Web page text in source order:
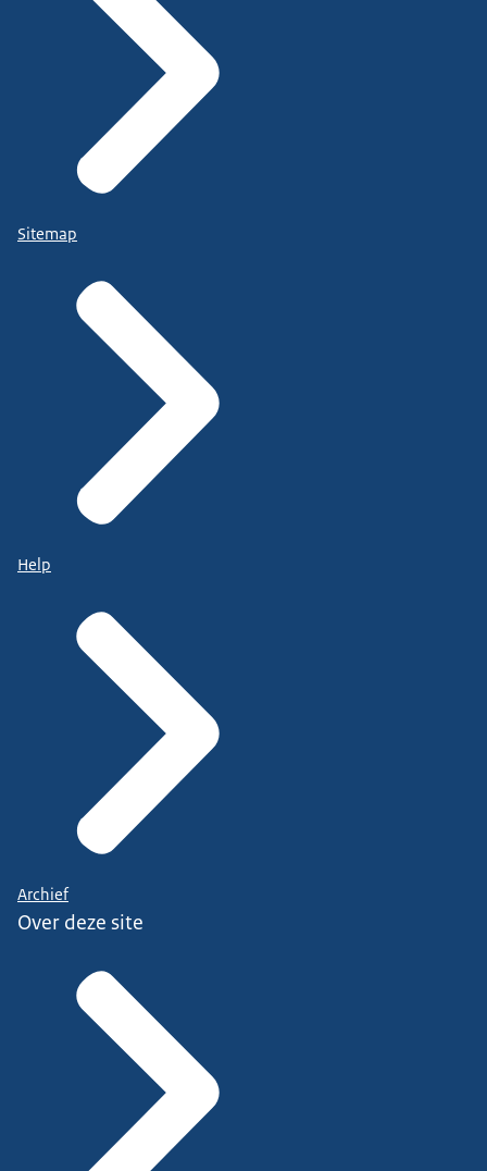
Sitemap
Help
Archief
Over deze site